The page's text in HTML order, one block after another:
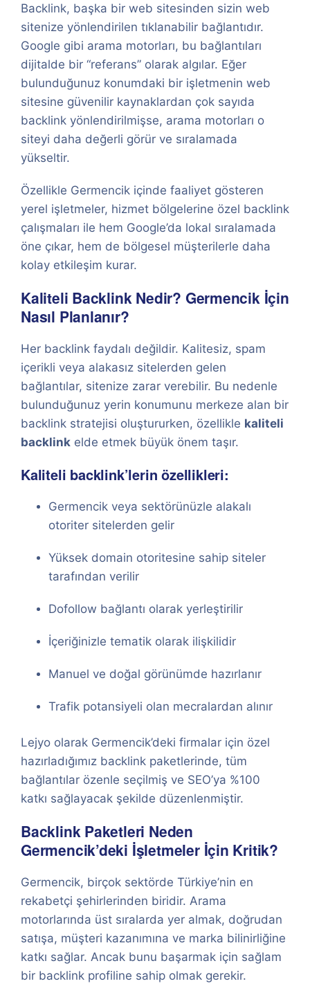
Backlink, başka bir web sitesinden sizin web
sitenize yönlendirilen tıklanabilir bağlantıdır.
Google gibi arama motorları, bu bağlantıları
dijitalde bir “referans” olarak algılar. Eğer
bulunduğunuz konumdaki bir işletmenin web
sitesine güvenilir kaynaklardan çok sayıda
backlink yönlendirilmişse, arama motorları o
siteyi daha değerli görür ve sıralamada
yükseltir.
Özellikle Germencik içinde faaliyet gösteren
yerel işletmeler, hizmet bölgelerine özel backlink
çalışmaları ile hem Google’da lokal sıralamada
öne çıkar, hem de bölgesel müşterilerle daha
kolay etkileşim kurar.
Kaliteli Backlink Nedir? Germencik İçin
Nasıl Planlanır?
Her backlink faydalı değildir. Kalitesiz, spam
içerikli veya alakasız sitelerden gelen
bağlantılar, sitenize zarar verebilir. Bu nedenle
bulunduğunuz yerin konumunu merkeze alan bir
backlink stratejisi oluştururken, özellikle kaliteli
backlink elde etmek büyük önem taşır.
Kaliteli backlink’lerin özellikleri:
Germencik veya sektörünüzle alakalı
otoriter sitelerden gelir
Yüksek domain otoritesine sahip siteler
tarafından verilir
Dofollow bağlantı olarak yerleştirilir
İçeriğinizle tematik olarak ilişkilidir
Manuel ve doğal görünümde hazırlanır
Trafik potansiyeli olan mecralardan alınır
Lejyo olarak Germencik’deki firmalar için özel
hazırladığımız backlink paketlerinde, tüm
bağlantılar özenle seçilmiş ve SEO’ya %100
katkı sağlayacak şekilde düzenlenmiştir.
Backlink Paketleri Neden
Germencik’deki İşletmeler İçin Kritik?
Germencik, birçok sektörde Türkiye’nin en
rekabetçi şehirlerinden biridir. Arama
motorlarında üst sıralarda yer almak, doğrudan
satışa, müşteri kazanımına ve marka bilinirliğine
katkı sağlar. Ancak bunu başarmak için sağlam
bir backlink profiline sahip olmak gerekir.